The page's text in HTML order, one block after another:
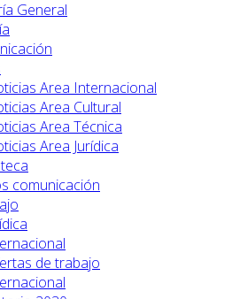
General
Area Internacional
Area Cultural
Area Técnica
Area Jurídica
comunicación
de trabajo